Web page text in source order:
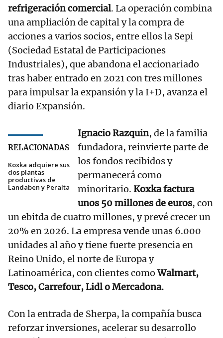
refrigeración comercial. La operación combina
una ampliación de capital y la compra de
acciones a varios socios, entre ellos la Sepi
(Sociedad Estatal de Participaciones
Industriales), que abandona el accionariado
tras haber entrado en 2021 con tres millones
para impulsar la expansión y la I+D, avanza el
diario Expansión.
RELACIONADAS
Koxka adquiere sus
dos plantas
productivas de
Landaben y Peralta
Ignacio Razquin, de la familia
fundadora, reinvierte parte de
los fondos recibidos y
permanecerá como
minoritario. Koxka factura
unos 50 millones de euros, con
un ebitda de cuatro millones, y prevé crecer un
20% en 2026. La empresa vende unas 6.000
unidades al año y tiene fuerte presencia en
Reino Unido, el norte de Europa y
Latinoamérica, con clientes comoWalmart,
Tesco, Carrefour, Lidl o Mercadona.
Con la entrada de Sherpa, la compañía busca
reforzar inversiones, acelerar su desarrollo